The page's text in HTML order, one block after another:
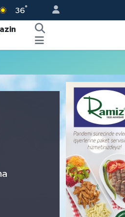
36°